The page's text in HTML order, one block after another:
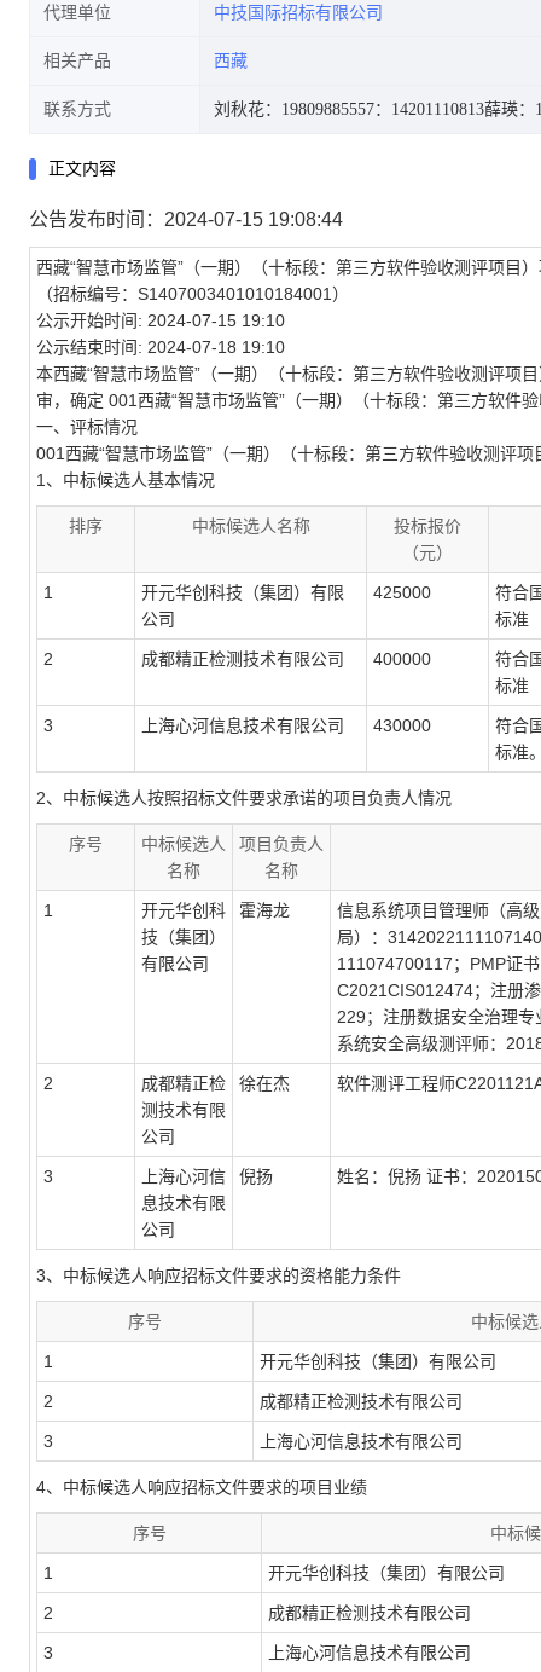
代理单位 中技国际招标有限公司
相关产品 西藏
联系方式 刘秋花：19809885557：14201110813薛瑛：
正文内容
公告发布时间：2024-07-15 19:08:44
西藏“智慧市场监管”（一期）（十标段：第三方软件验收测评项目
（招标编号：S1407003401010184001）
公示开始时间: 2024-07-15 19:10
公示结束时间: 2024-07-18 19:10
本西藏“智慧市场监管”（一期）（十标段：第三方软件验收测评
审，确定 001西藏“智慧市场监管”（一期）（十标段：第三方软件
一、评标情况
001西藏“智慧市场监管”（一期）（十标段：第三方软件验收测评项
1、中标候选人基本情况
排序 中标候选人名称
投标报价
（元）
1
开元华创科技（集团）有限
公司
425000
符合
标准
2 成都精正检测技术有限公司 400000
符合
标准
3 上海心河信息技术有限公司 430000
符合
标准
2、中标候选人按照招标文件要求承诺的项目负责人情况
序号
中标候选人
名称
项目负责人
名称
1
开元华创科
技（集团）
有限公司
霍海龙
信息系统项目管理师（高
局）：
111074700117；PMP证
C2021CIS012474；注册
229；注册数据安全治理
系统安全高级测评师：
2
成都精正检
测技术有限
公司
徐在杰 软件测评工程师
3
上海心河信
息技术有限
公司
倪扬 姓名：倪扬 证书：
3、中标候选人响应招标文件要求的资格能力条件
序号 中标候
1 开元华创科技（集团）有限公司
2 成都精正检测技术有限公司
3 上海心河信息技术有限公司
4、中标候选人响应招标文件要求的项目业绩
序号 中标
1 开元华创科技（集团）有限公司
2 成都精正检测技术有限公司
3 上海心河信息技术有限公司